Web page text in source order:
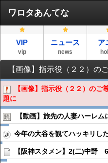
ワロタあんてな
VIP
vip
ニュース
news
ア
【画像】指示役（２２）の
題に
【動画】旅先の人妻ハーレ
今年の大谷を観てハッキリし
【阪神スタメン】2(二)中